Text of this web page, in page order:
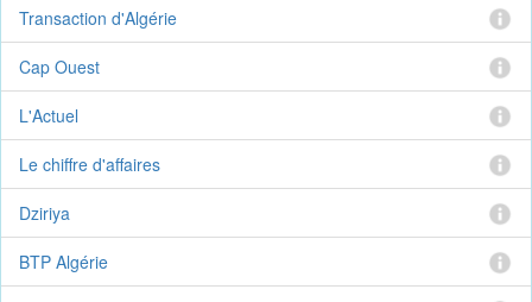
Transaction d'Algérie
Cap Ouest
L'Actuel
Le chiffre d'affaires
Dziriya
BTP Algérie